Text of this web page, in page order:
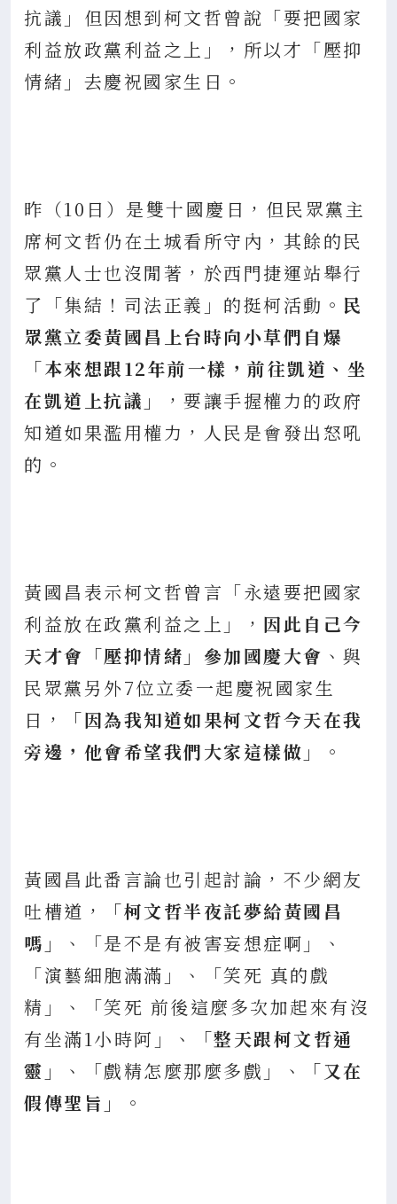
抗議」但因想到柯文哲曾說「要把國家
利益放政黨利益之上」，所以才「壓抑
情緒」去慶祝國家生日。
昨（10日）是雙十國慶日，但民眾黨主
席柯文哲仍在土城看所守內，其餘的民
眾黨人士也沒閒著，於西門捷運站舉行
了「集結！司法正義」的挺柯活動。 民
眾黨立委黃國昌上台時向小草們自爆
「本來想跟12年前一樣，前往凱道、坐
在凱道上抗議」
，要讓手握權力的政府
知道如果濫用權力，人民是會發出怒吼
的。
黃國昌表示柯文哲曾言「永遠要把國家
利益放在政黨利益之上」， 因此自己今
天才會「壓抑情緒」參加國慶大會 、與
民眾黨另外7位立委一起慶祝國家生
日，
「因為我知道如果柯文哲今天在我
旁邊，他會希望我們大家這樣做」
。
黃國昌此番言論也引起討論，不少網友
吐槽道，
「柯文哲半夜託夢給黃國昌
嗎」
、「是不是有被害妄想症啊」、
「演藝細胞滿滿」、「笑死 真的戲
精」、「笑死 前後這麼多次加起來有沒
有坐滿1小時阿」、
「整天跟柯文哲通
靈」
、「戲精怎麼那麼多戲」、
「又在
假傳聖旨」
。